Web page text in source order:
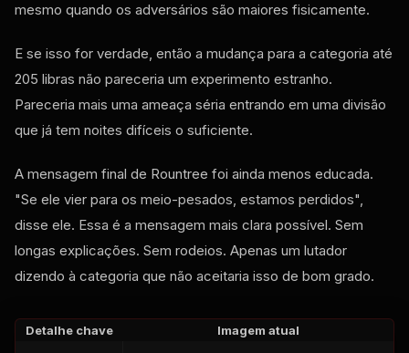
mesmo quando os adversários são maiores fisicamente.
E se isso for verdade, então a mudança para a categoria até
205 libras não pareceria um experimento estranho.
Pareceria mais uma ameaça séria entrando em uma divisão
que já tem noites difíceis o suficiente.
A mensagem final de Rountree foi ainda menos educada.
"Se ele vier para os meio-pesados, estamos perdidos",
disse ele. Essa é a mensagem mais clara possível. Sem
longas explicações. Sem rodeios. Apenas um lutador
dizendo à categoria que não aceitaria isso de bom grado.
Detalhe chave Imagem atual